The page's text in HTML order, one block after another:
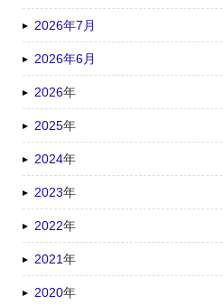
2026年7月
2026年6月
2026年
2025年
2024年
2023年
2022年
2021年
2020年